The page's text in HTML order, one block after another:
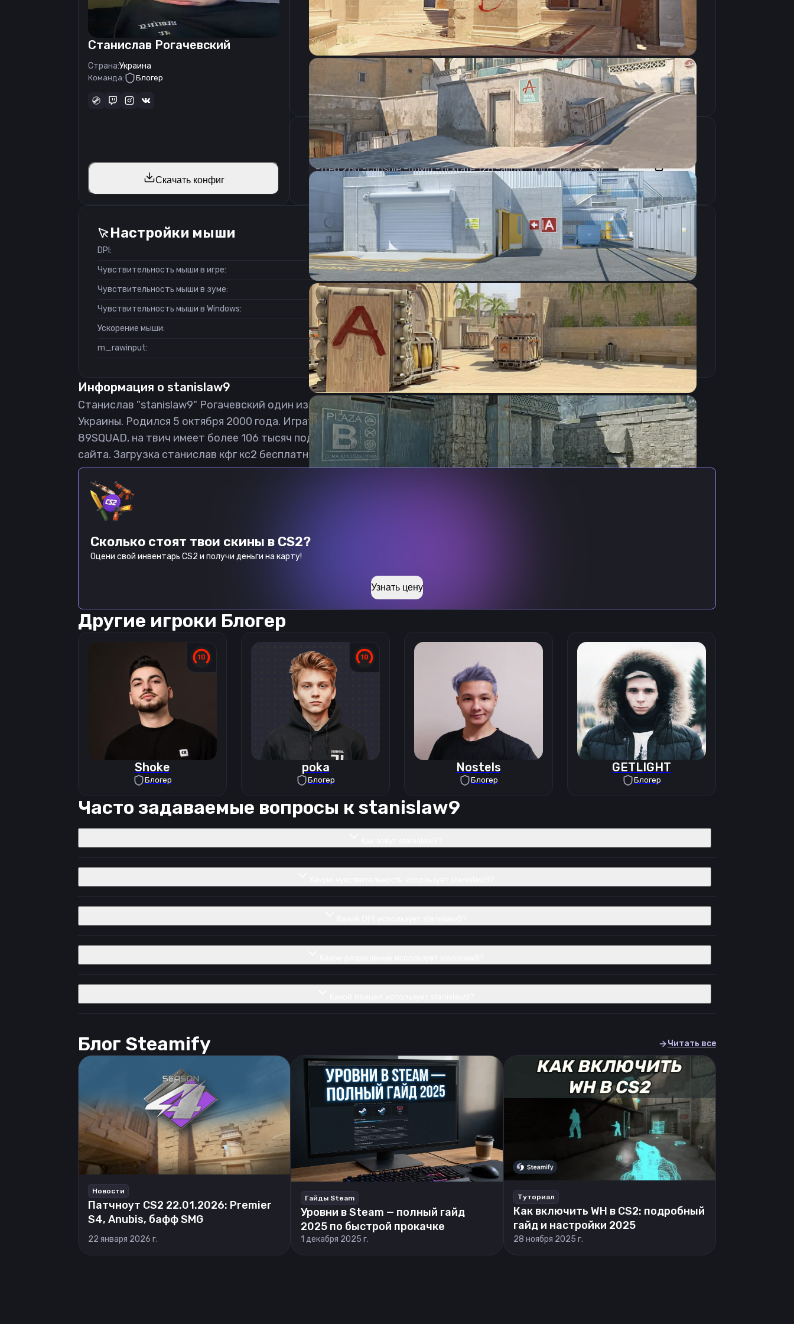
Станислав Рогачевский
Страна:Украина
Команда: Блогер
Скачать конфиг
CSGO-7H3zD-2CZDo-Kukj6-eyWQj-KPBUM
Скопировать
Параметры запуска
-freq 280 -console -novid -tickrate 128 -allow_third_party_software
Скопировать
Настройки мыши
DPI:
600
Чувствительность мыши в игре:
3.1
Чувствительность мыши в зуме:
1
Чувствительность мыши в Windows:
6/11
Ускорение мыши:
0
m_rawinput:
1
Настройки экрана
Разрешение
1920×1080
Соотношение сторон
16:9
Формат изображения
Растянутое
Частота обновления
Информация о stanislaw9
Станислав "stanislaw9" Рогачевский один из стримеров, который играет в Counter-Strike: Global Offensive, родом из
Украины. Родился 5 октября 2000 года. Играть в CS начал в 2012 году, почти сразу после её выхода. Состоит в скваде -
89SQUAD, на твич имеет более 106 тысяч подписчиков. Скачать конфиг стримера stanislaw9 cs2 можно лишь с нашего
сайта. Загрузка станислав кфг кс2 бесплатная.
Сколько стоят твои скины в CS2?
Оцени свой инвентарь CS2 и получи деньги на карту!
Узнать цену
Другие игроки Блогер
Shoke
Блогер
poka
Блогер
Nostels
Блогер
GETLIGHT
Блогер
Часто задаваемые вопросы кstanislaw9
Блог Steamify Читать все
Новости
Патчноут CS2 22.01.2026: Premier
S4, Anubis, бафф SMG
22 января 2026 г.
Гайды Steam
Уровни в Steam — полный гайд
2025 по быстрой прокачке
1 декабря 2025 г.
Туториал
Как включить WH в CS2: подробный
гайд и настройки 2025
28 ноября 2025 г.